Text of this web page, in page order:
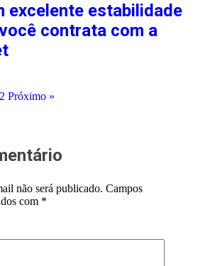
excelente estabilidade
contrata com a
Próximo »
não será publicado. Campos
com *